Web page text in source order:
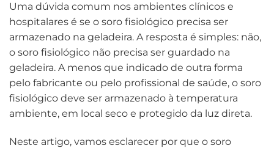
Uma dúvida comum nos ambientes clínicos e
hospitalares é se o soro fisiológico precisa ser
armazenado na geladeira. A resposta é simples: não,
o soro fisiológico não precisa ser guardado na
geladeira. A menos que indicado de outra forma
pelo fabricante ou pelo profissional de saúde, o soro
fisiológico deve ser armazenado à temperatura
ambiente, em local seco e protegido da luz direta.
Neste artigo, vamos esclarecer por que o soro